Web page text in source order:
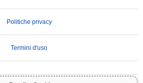
Politiche privacy
Termini d'uso